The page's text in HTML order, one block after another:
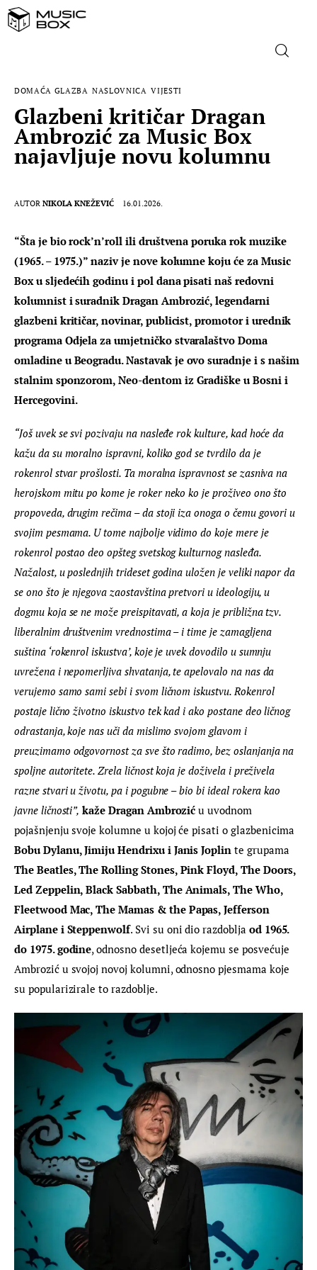
DOMAĆA GLAZBA
FILM
MUSIC BOX
DOMAĆA GLAZBA NASLOVNICA VIJESTI
Glazbeni kritičar Dragan
Ambrozić za Music Box
najavljuje novu kolumnu
AUTOR NIKOLA KNEŽEVIĆ 16.01.2026.
“Šta je bio rock’n’roll ili društvena poruka rok muzike
(1965. – 1975.)” naziv je nove kolumne koju će za Music
Box u sljedećih godinu i pol dana pisati naš redovni
kolumnist i suradnik Dragan Ambrozić, legendarni
glazbeni kritičar, novinar, publicist, promotor i urednik
programa Odjela za umjetničko stvaralaštvo Doma
omladine u Beogradu. Nastavak je ovo suradnje i s našim
stalnim sponzorom, Neo-dentom iz Gradiške u Bosni i
Hercegovini.
“Još uvek se svi pozivaju na nasleđe rok kulture, kad hoće da
kažu da su moralno ispravni, koliko god se tvrdilo da je
rokenrol stvar prošlosti. Ta moralna ispravnost se zasniva na
herojskom mitu po kome je roker neko ko je proživeo ono što
propoveda, drugim rečima – da stoji iza onoga o čemu govori u
svojim pesmama. U tome najbolje vidimo do koje mere je
rokenrol postao deo opšteg svetskog kulturnog nasleđa.
Nažalost, u poslednjih trideset godina uložen je veliki napor da
se ono što je njegova zaostavština pretvori u ideologiju, u
dogmu koja se ne može preispitavati, a koja je približna tzv.
liberalnim društvenim vrednostima – i time je zamagljena
suština ‘rokenrol iskustva’, koje je uvek dovodilo u sumnju
uvrežena i nepomerljiva shvatanja, te apelovalo na nas da
verujemo samo sami sebi i svom ličnom iskustvu. Rokenrol
postaje lično životno iskustvo tek kad i ako postane deo ličnog
odrastanja, koje nas uči da mislimo svojom glavom i
preuzimamo odgovornost za sve što radimo, bez oslanjanja na
spoljne autoritete. Zrela ličnost koja je doživela i preživela
razne stvari u životu, pa i pogubne – bio bi ideal rokera kao
javne ličnosti”, kaže Dragan Ambrozić u uvodnom
pojašnjenju svoje kolumne u kojoj će pisati o glazbenicima
Bobu Dylanu, Jimiju Hendrixu i Janis Joplin te grupama
The Beatles, The Rolling Stones, Pink Floyd, The Doors,
Led Zeppelin, Black Sabbath, The Animals, The Who,
Fleetwood Mac, The Mamas & the Papas, Jefferson
Airplane i Steppenwolf. Svi su oni dio razdoblja od 1965.
do 1975. godine, odnosno desetljeća kojemu se posvećuje
Ambrozić u svojoj novoj kolumni, odnosno pjesmama koje
su popularizirale to razdoblje.